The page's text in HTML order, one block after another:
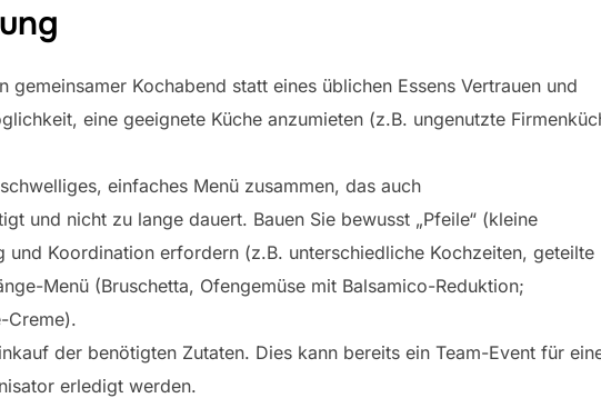
gemeinsamer Kochabend statt eines üblichen Essens Vertrauen und
eine geeignete Küche anzumieten (z.B. ungenutzte
einfaches Menü zusammen, das auch
und nicht zu lange dauert. Bauen Sie bewusst „Pfeile“ (kleine
und Koordination erfordern (z.B. unterschiedliche Kochzeiten, geteilte
Menü (Bruschetta, Ofengemüse mit Balsamico-Reduktion;
Creme).
der benötigten Zutaten. Dies kann bereits ein Team-Event für
erledigt werden.